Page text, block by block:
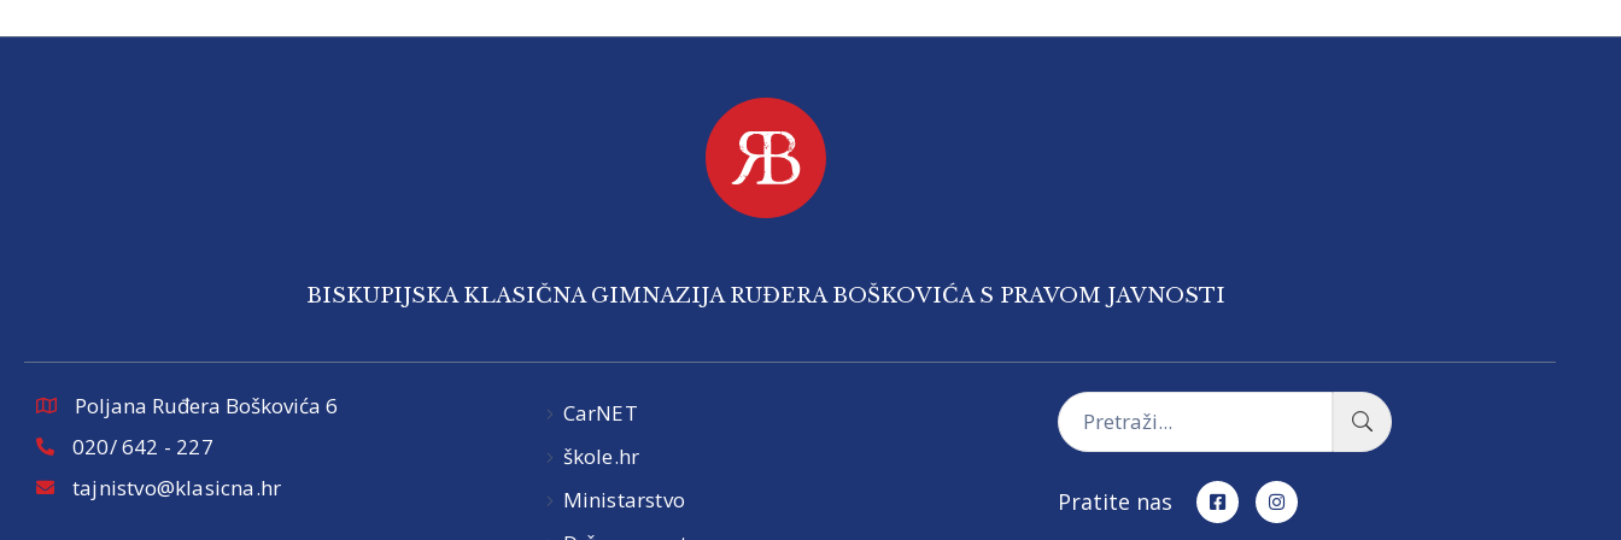
BISKUPIJSKA KLASIČNA GIMNAZIJA RUĐERA BOŠKOVIĆA S PRAVOM JAVNOSTI
Poljana Ruđera Boškovića 6
020/ 642 - 227
tajnistvo@klasicna.hr
CarNET
škole.hr
Ministarstvo
Pratite nas